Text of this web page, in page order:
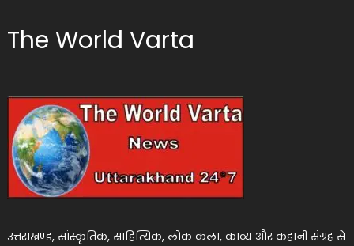
The World Varta
उत्तराखण्ड, सांस्कृतिक, साहित्यिक, लोक कला, काव्य और कहानी संग्रह से